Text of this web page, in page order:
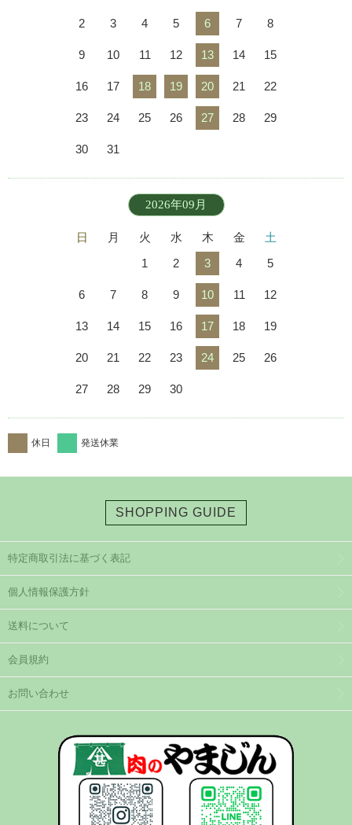
2 3 4 5 6 7 8
9 10 11 12 13 14 15
16 17 18 19 20 21 22
23 24 25 26 27 28 29
30 31
2026年09月
日 月 火 水 木 金
土
1
2 3 4 5
6 7 8 9 10 11 12
13 14 15 16 17 18 19
20 21 22 23 24 25 26
27 28 29 30
休日 発送休業
SHOPPING GUIDE
特定商取引法に基づく表記
個人情報保護方針
送料について
会員規約
お問い合わせ